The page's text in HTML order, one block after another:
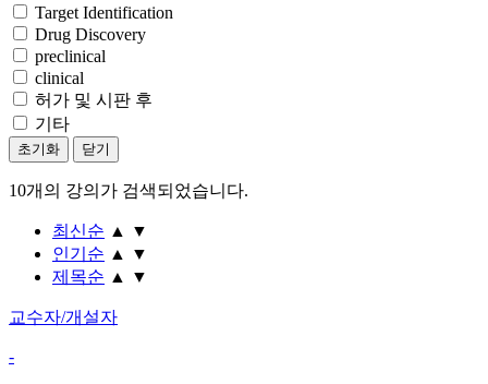
Target Identification
Drug Discovery
preclinical
clinical
허가 및 시판 후
기타
초기화 닫기
10개 의 강의가 검색되었습니다.
최신순 ▲
▼
인기순 ▲
▼
제목순 ▲ ▼
교수자/개설자
-